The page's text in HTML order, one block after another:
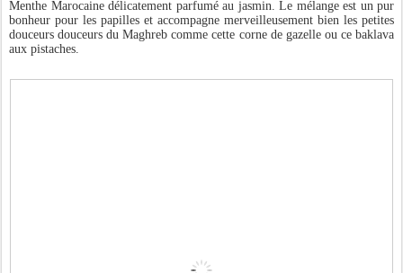
Menthe Marocaine délicatement parfumé au jasmin. Le mélange est un pur
bonheur pour les papilles et accompagne merveilleusement bien les petites
douceurs douceurs du Maghreb comme cette corne de gazelle ou ce baklava
aux pistaches.